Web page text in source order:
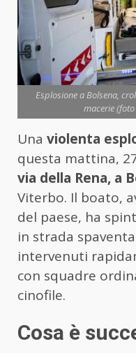
Esplosione a Bolsena,
macerie
Una violenta
questa mattina,
via della Rena, a
Viterbo. Il boato,
del paese, ha
in strada
intervenuti
con squadre
cinofile.
Cosa è